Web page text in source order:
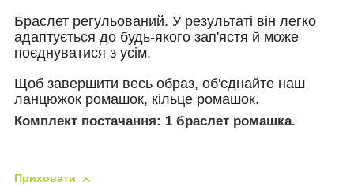
Браслет регульований. У результаті він легко
адаптується до будь-якого зап'ястя й може
поєднуватися з усім.
Щоб завершити весь образ, об'єднайте наш
ланцюжок ромашок, кільце ромашок.
Комплект постачання: 1 браслет ромашка.
Приховати